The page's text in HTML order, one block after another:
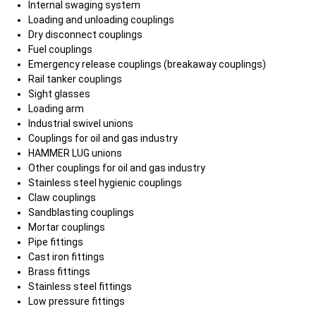
Internal swaging system
Loading and unloading couplings
Dry disconnect couplings
Fuel couplings
Emergency release couplings (breakaway couplings)
Rail tanker couplings
Sight glasses
Loading arm
Industrial swivel unions
Couplings for oil and gas industry
HAMMER LUG unions
Other couplings for oil and gas industry
Stainless steel hygienic couplings
Claw couplings
Sandblasting couplings
Mortar couplings
Pipe fittings
Cast iron fittings
Brass fittings
Stainless steel fittings
Low pressure fittings